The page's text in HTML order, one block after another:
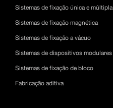
Sistemas de fixação única e múltipla
Sistemas de fixação magnética
Sistemas de fixação a vácuo
Sistemas de dispositivos modulares
Sistemas de fixação de bloco
Fabricação aditiva